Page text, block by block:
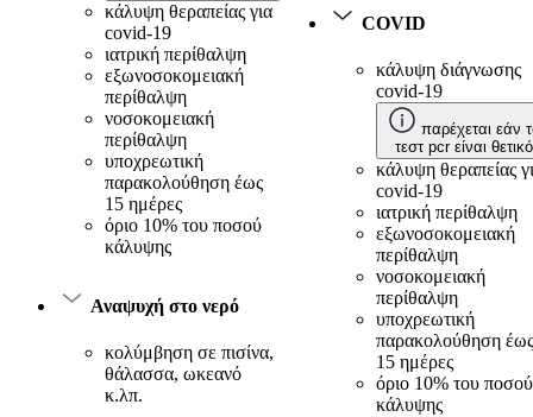
κάλυψη θεραπείας για
covid-19
ιατρική περίθαλψη
εξωνοσοκομειακή
περίθαλψη
νοσοκομειακή
περίθαλψη
υποχρεωτική
παρακολούθηση έως
15 ημέρες
όριο 10% του ποσού
κάλυψης
Αναψυχή στο νερό
κολύμβηση σε πισίνα,
θάλασσα, ωκεανό
κ.λπ.
COVID
κάλυψη διάγνωσης
covid-19
παρέχεται εάν
τεστ pcr είναι θετικό
κάλυψη θεραπείας
covid-19
ιατρική περίθαλψη
εξωνοσοκομειακή
περίθαλψη
νοσοκομειακή
περίθαλψη
υποχρεωτική
παρακολούθηση έως
15 ημέρες
όριο 10% του ποσού
κάλυψης